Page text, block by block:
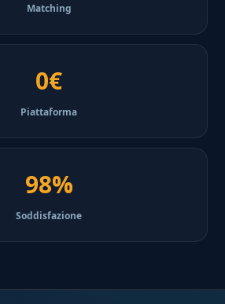
Matching
0€
Piattaforma
98%
Soddisfazione